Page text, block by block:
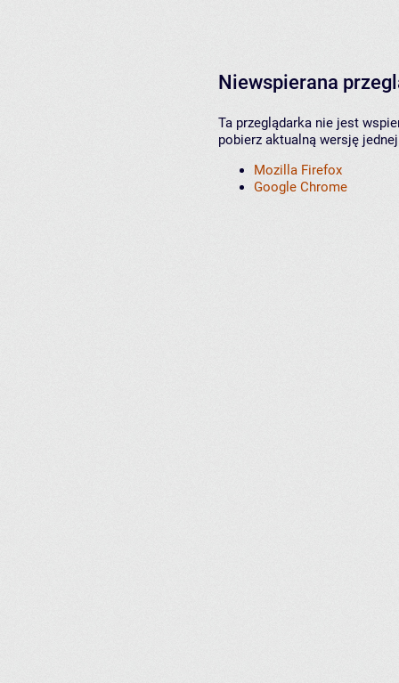
Niewspierana
Ta przeglądarka nie jest
pobierz aktualną wersję
Mozilla Firefox
Google Chrome